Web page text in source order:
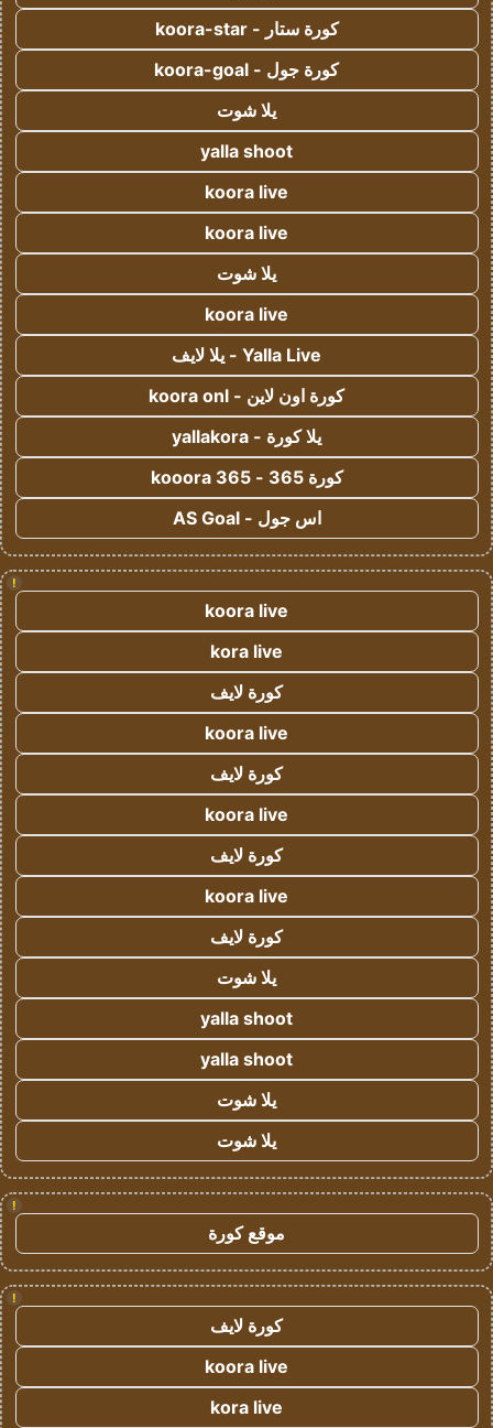
كورة ستار - koora-star
كورة جول - koora-goal
يلا شوت
yalla shoot
koora live
koora live
يلا شوت
koora live
Yalla Live - يلا لايف
كورة اون لاين - koora onl
يلا كورة - yallakora
كورة 365 - kooora 365
اس جول - AS Goal
!
koora live
kora live
كورة لايف
koora live
كورة لايف
koora live
كورة لايف
koora live
كورة لايف
يلا شوت
yalla shoot
yalla shoot
يلا شوت
يلا شوت
!
موقع كورة
!
كورة لايف
koora live
kora live